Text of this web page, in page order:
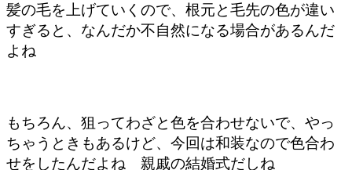
髪の毛を上げていくので、根元と毛先の色が違い
すぎると、なんだか不自然になる場合があるんだ
よね
もちろん、狙ってわざと色を合わせないで、やっ
ちゃうときもあるけど、今回は和装なので色合わ
せをしたんだよね 親戚の結婚式だしね